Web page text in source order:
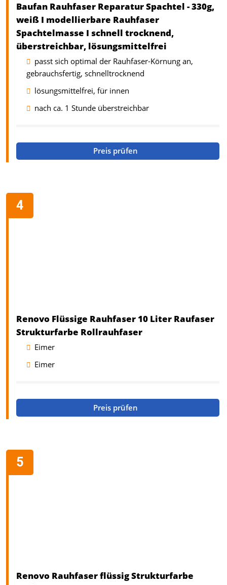
Baufan Rauhfaser Reparatur Spachtel - 330g,
weiß I modellierbare Rauhfaser
Spachtelmasse I schnell trocknend,
überstreichbar, lösungsmittelfrei
passt sich optimal der Rauhfaser-Körnung an,
gebrauchsfertig, schnelltrocknend
lösungsmittelfrei, für innen
nach ca. 1 Stunde überstreichbar
Preis prüfen
Renovo Flüssige Rauhfaser 10 Liter Raufaser
Strukturfarbe Rollrauhfaser
Eimer
Eimer
Preis prüfen
Renovo Rauhfaser flüssig Strukturfarbe